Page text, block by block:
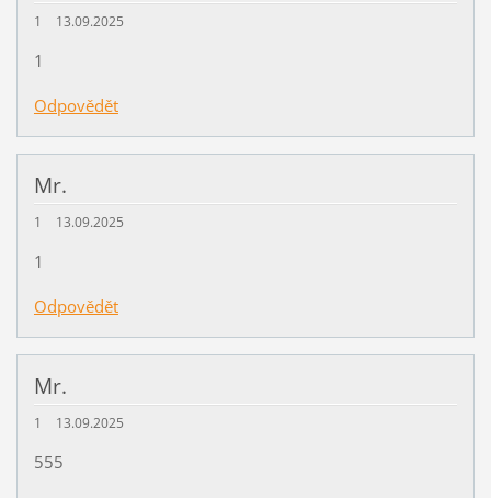
1 13.09.2025
1
Odpovědět
Mr.
1 13.09.2025
1
Odpovědět
Mr.
1 13.09.2025
555